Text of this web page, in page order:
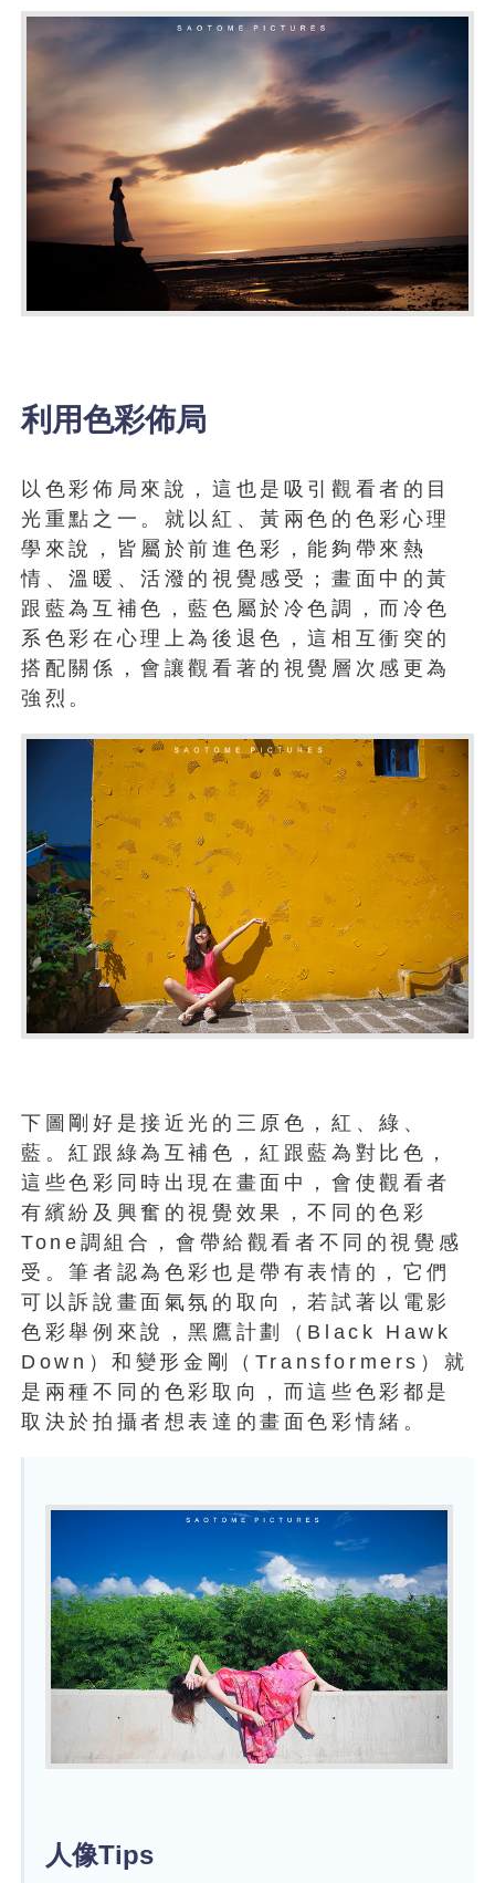
利用色彩佈局
以色彩佈局來說，這也是吸引觀看者的目
光重點之一。就以紅、黃兩色的色彩心理
學來說，皆屬於前進色彩，能夠帶來熱
情、溫暖、活潑的視覺感受；畫面中的黃
跟藍為互補色，藍色屬於冷色調，而冷色
系色彩在心理上為後退色，這相互衝突的
搭配關係，會讓觀看著的視覺層次感更為
強烈。
下圖剛好是接近光的三原色，紅、綠、
藍。紅跟綠為互補色，紅跟藍為對比色，
這些色彩同時出現在畫面中，會使觀看者
有繽紛及興奮的視覺效果，不同的色彩
Tone調組合，會帶給觀看者不同的視覺感
受。筆者認為色彩也是帶有表情的，它們
可以訴說畫面氣氛的取向，若試著以電影
色彩舉例來說，黑鷹計劃（Black Hawk
Down）和變形金剛（Transformers）就
是兩種不同的色彩取向，而這些色彩都是
取決於拍攝者想表達的畫面色彩情緒。
人像Tips